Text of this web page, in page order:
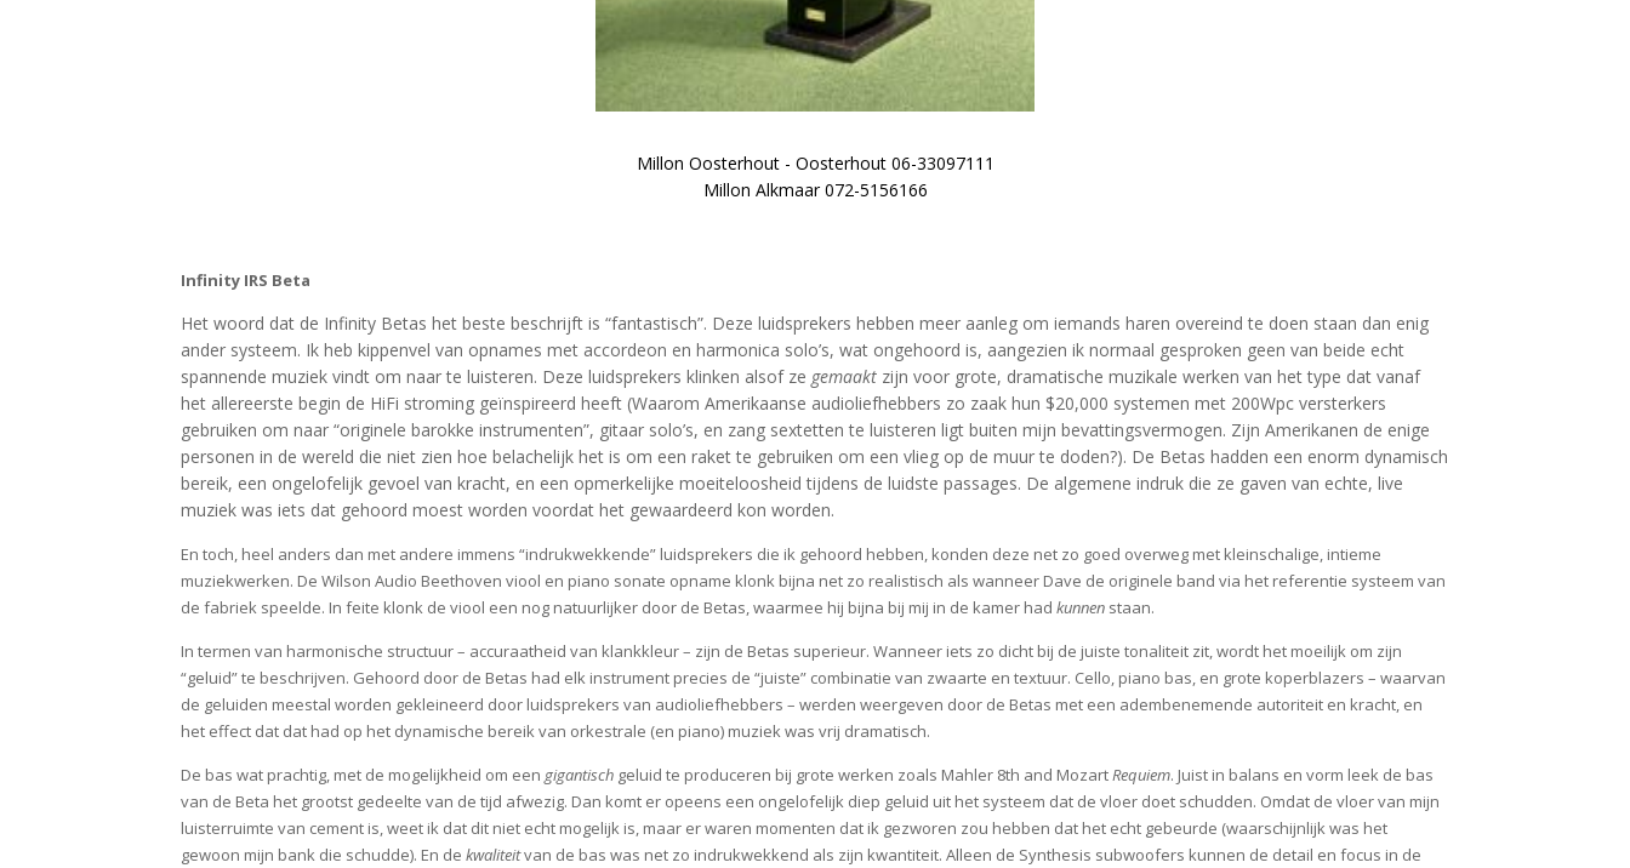
Millon Oosterhout - Oosterhout 06-33097111
Millon Alkmaar 072-5156166
Infinity IRS Beta
Het woord dat de Infinity Betas het beste beschrijft is “fantastisch”. Deze luidsprekers hebben meer aanleg om iemands haren overeind te doen staan dan enig
ander systeem. Ik heb kippenvel van opnames met accordeon en harmonica solo’s, wat ongehoord is, aangezien ik normaal gesproken geen van beide echt
spannende muziek vindt om naar te luisteren. Deze luidsprekers klinken alsof ze gemaakt zijn voor grote, dramatische muzikale werken van het type dat vanaf
het allereerste begin de HiFi stroming geïnspireerd heeft (Waarom Amerikaanse audioliefhebbers zo zaak hun $20,000 systemen met 200Wpc versterkers
gebruiken om naar “originele barokke instrumenten”, gitaar solo’s, en zang sextetten te luisteren ligt buiten mijn bevattingsvermogen. Zijn Amerikanen de enige
personen in de wereld die niet zien hoe belachelijk het is om een raket te gebruiken om een vlieg op de muur te doden?). De Betas hadden een enorm dynamisch
bereik, een ongelofelijk gevoel van kracht, en een opmerkelijke moeiteloosheid tijdens de luidste passages. De algemene indruk die ze gaven van echte, live
muziek was iets dat gehoord moest worden voordat het gewaardeerd kon worden.
En toch, heel anders dan met andere immens “indrukwekkende” luidsprekers die ik gehoord hebben, konden deze net zo goed overweg met kleinschalige, intieme
muziekwerken. De Wilson Audio Beethoven viool en piano sonate opname klonk bijna net zo realistisch als wanneer Dave de originele band via het referentie systeem van
de fabriek speelde. In feite klonk de viool een nog natuurlijker door de Betas, waarmee hij bijna bij mij in de kamer hadkunnen staan.
In termen van harmonische structuur – accuraatheid van klankkleur – zijn de Betas superieur. Wanneer iets zo dicht bij de juiste tonaliteit zit, wordt het moeilijk om zijn
“geluid” te beschrijven. Gehoord door de Betas had elk instrument precies de “juiste” combinatie van zwaarte en textuur. Cello, piano bas, en grote koperblazers – waarvan
de geluiden meestal worden gekleineerd door luidsprekers van audioliefhebbers – werden weergeven door de Betas met een adembenemende autoriteit en kracht, en
het effect dat dat had op het dynamische bereik van orkestrale (en piano) muziek was vrij dramatisch.
De bas wat prachtig, met de mogelijkheid om eengigantisch geluid te produceren bij grote werken zoals Mahler 8th and MozartRequiem. Juist in balans en vorm leek de bas
van de Beta het grootst gedeelte van de tijd afwezig. Dan komt er opeens een ongelofelijk diep geluid uit het systeem dat de vloer doet schudden. Omdat de vloer van mijn
luisterruimte van cement is, weet ik dat dit niet echt mogelijk is, maar er waren momenten dat ik gezworen zou hebben dat het echt gebeurde (waarschijnlijk was het
gewoon mijn bank die schudde). En dekwaliteitvan de bas was net zo indrukwekkend als zijn kwantiteit. Alleen de Synthesis subwoofers kunnen de detail en focus in de